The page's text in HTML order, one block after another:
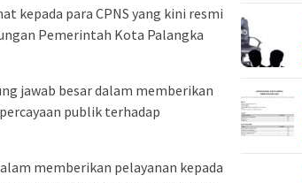
kepada para CPNS yang kini resmi
Pemerintah Kota Palangka
jawab besar dalam memberikan
publik terhadap
memberikan pelayanan kepada